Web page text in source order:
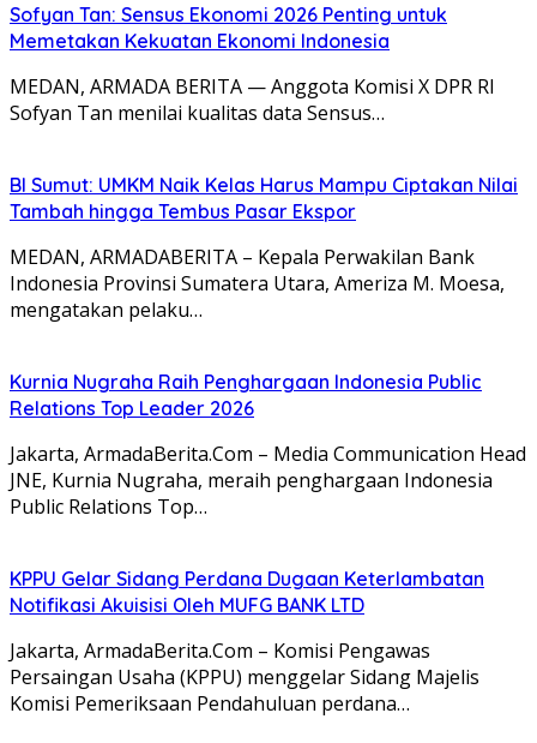
Sofyan Tan: Sensus Ekonomi 2026 Penting untuk
Memetakan Kekuatan Ekonomi Indonesia
MEDAN, ARMADA BERITA — Anggota Komisi X DPR RI
Sofyan Tan menilai kualitas data Sensus…
BI Sumut: UMKM Naik Kelas Harus Mampu Ciptakan Nilai
Tambah hingga Tembus Pasar Ekspor
MEDAN, ARMADABERITA – Kepala Perwakilan Bank
Indonesia Provinsi Sumatera Utara, Ameriza M. Moesa,
mengatakan pelaku…
Kurnia Nugraha Raih Penghargaan Indonesia Public
Relations Top Leader 2026
Jakarta, ArmadaBerita.Com – Media Communication Head
JNE, Kurnia Nugraha, meraih penghargaan Indonesia
Public Relations Top…
KPPU Gelar Sidang Perdana Dugaan Keterlambatan
Notifikasi Akuisisi Oleh MUFG BANK LTD
Jakarta, ArmadaBerita.Com – Komisi Pengawas
Persaingan Usaha (KPPU) menggelar Sidang Majelis
Komisi Pemeriksaan Pendahuluan perdana…